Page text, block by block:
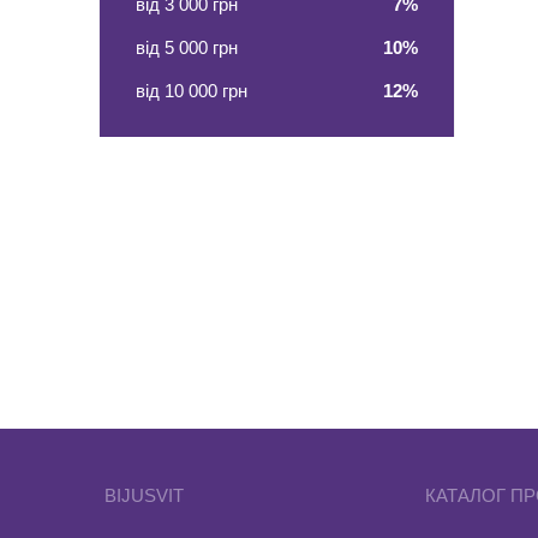
від 3 000 грн 7%
від 5 000 грн 10%
від 10 000 грн 12%
BIJUSVIT КАТАЛОГ